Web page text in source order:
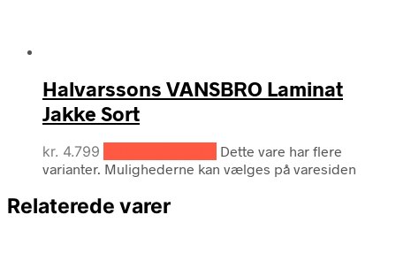
Halvarssons VANSBRO Laminat
Jakke Sort
kr. 4.799
Dette vare har flere
varianter. Mulighederne kan vælges på varesiden
Relaterede varer